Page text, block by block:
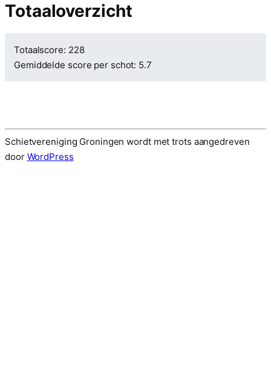
Totaaloverzicht
Totaalscore: 228
Gemiddelde score per schot: 5.7
Schietvereniging Groningen wordt met trots aangedreven
door WordPress